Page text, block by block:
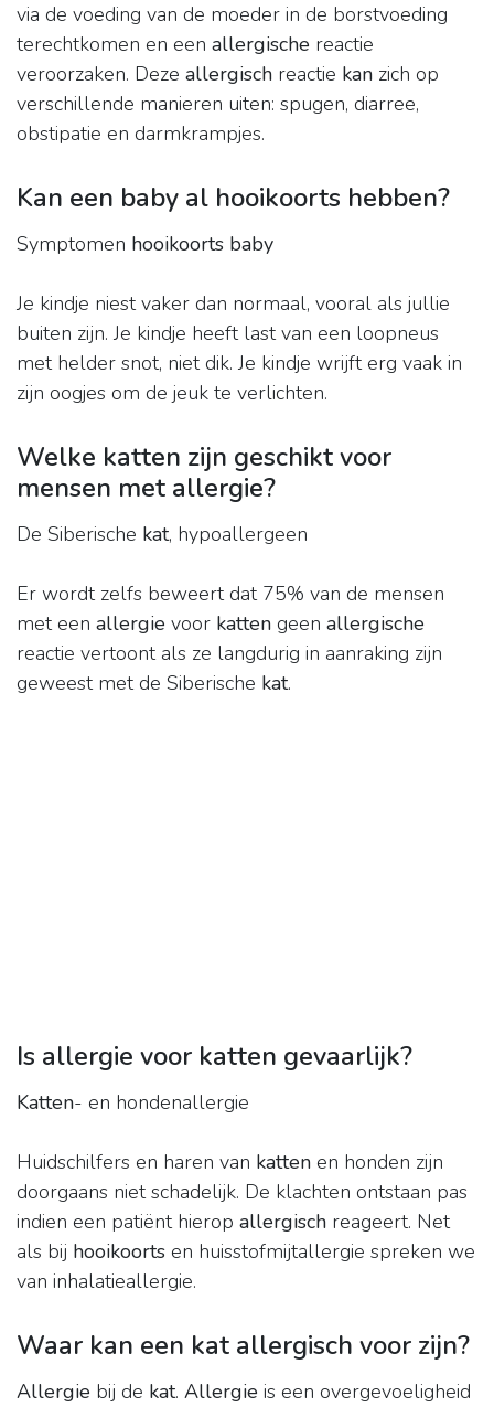
via de voeding van de moeder in de borstvoeding
terechtkomen en een allergische reactie
veroorzaken. Deze allergisch reactie kan zich op
verschillende manieren uiten: spugen, diarree,
obstipatie en darmkrampjes.
Kan een baby al hooikoorts hebben?
Symptomen hooikoorts baby
Je kindje niest vaker dan normaal, vooral als jullie
buiten zijn. Je kindje heeft last van een loopneus
met helder snot, niet dik. Je kindje wrijft erg vaak in
zijn oogjes om de jeuk te verlichten.
Welke katten zijn geschikt voor
mensen met allergie?
De Siberische kat, hypoallergeen
Er wordt zelfs beweert dat 75% van de mensen
met een allergie voor katten geen allergische
reactie vertoont als ze langdurig in aanraking zijn
geweest met de Siberische kat.
Is allergie voor katten gevaarlijk?
Katten- en hondenallergie
Huidschilfers en haren van katten en honden zijn
doorgaans niet schadelijk. De klachten ontstaan pas
indien een patiënt hierop allergisch reageert. Net
als bij hooikoorts en huisstofmijtallergie spreken we
van inhalatieallergie.
Waar kan een kat allergisch voor zijn?
Allergie bij de kat. Allergie is een overgevoeligheid